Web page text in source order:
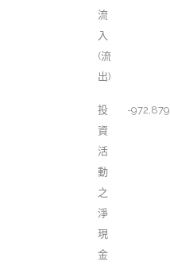
流
入
(流
出)
投
資
活
動
之
淨
現
金
-972,879